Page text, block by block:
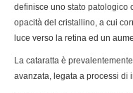
definisce uno stato patologico
opacità del cristallino, a cui
luce verso la retina ed un
La cataratta è
avanzata, legata a processi di